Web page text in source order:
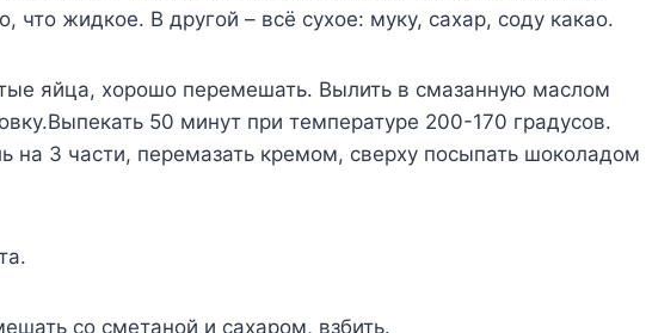
что жидкое. В другой – всё сухое: муку, сахар, соду какао.
яйца, хорошо перемешать. Вылить в смазанную маслом
50 минут при температуре 200-170 градусов.
на 3 части, перемазать кремом, сверху посыпать шоколадом
со сметаной и сахаром, взбить.